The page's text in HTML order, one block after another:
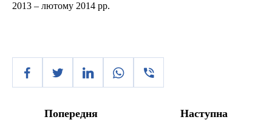
2013 – лютому 2014 рр.
Попередня Наступна